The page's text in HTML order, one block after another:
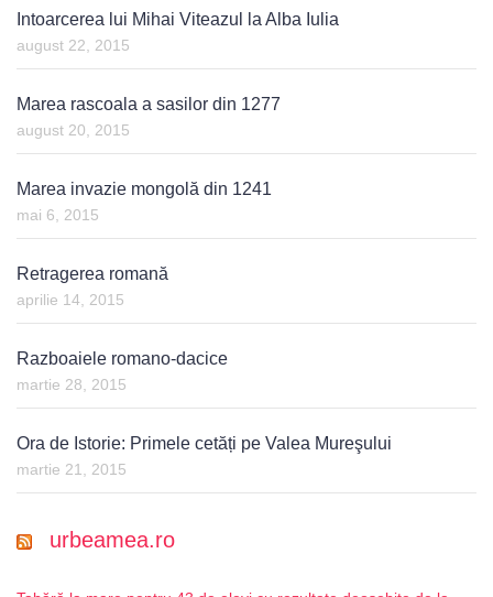
Intoarcerea lui Mihai Viteazul la Alba Iulia
august 22, 2015
Marea rascoala a sasilor din 1277
august 20, 2015
Marea invazie mongolă din 1241
mai 6, 2015
Retragerea romană
aprilie 14, 2015
Razboaiele romano-dacice
martie 28, 2015
Ora de Istorie: Primele cetăți pe Valea Mureşului
martie 21, 2015
urbeamea.ro